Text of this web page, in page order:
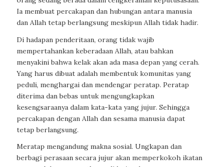
Ia membuat percakapan dan hubungan antara manusia
dan Allah tetap berlangsung meskipun Allah tidak hadir.
Di hadapan penderitaan, orang tidak wajib
mempertahankan keberadaan Allah, atau bahkan
menyakini bahwa kelak akan ada masa depan yang cerah.
Yang harus dibuat adalah membentuk komunitas yang
peduli, menghargai dan mendengar peratap. Peratap
diterima dan bebas untuk mengungkapkan
kesengsaraanya dalam kata-kata yang jujur. Sehingga
percakapan dengan Allah dan sesama manusia dapat
tetap berlangsung.
Meratap mengandung makna sosial. Ungkapan dan
berbagi perasaan secara jujur akan memperkokoh ikatan